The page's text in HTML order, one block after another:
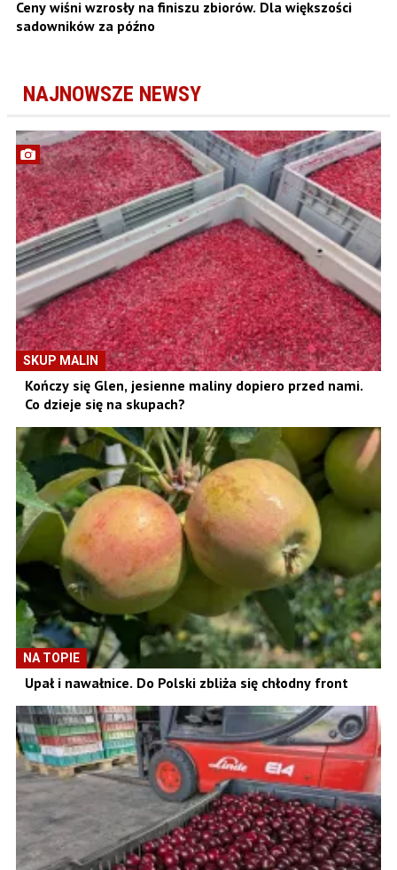
Ceny wiśni wzrosły na finiszu zbiorów. Dla większości
sadowników za późno
NAJNOWSZE NEWSY
SKUP MALIN
Kończy się Glen, jesienne maliny dopiero przed nami.
Co dzieje się na skupach?
NA TOPIE
Upał i nawałnice. Do Polski zbliża się chłodny front